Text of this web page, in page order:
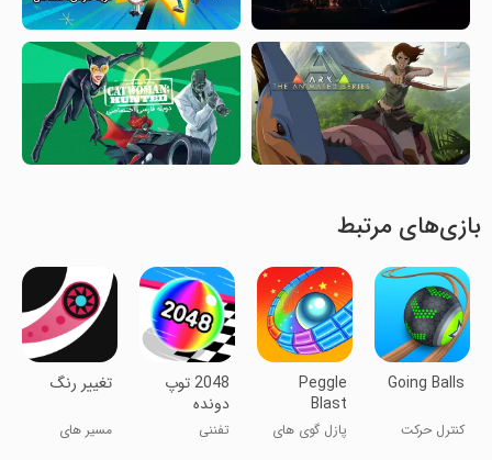
بازی‌های مرتبط
Going Balls
کنترل حرکت
Peggle
Blast
پازل گوی های
‏‏2048 توپ
دونده
تفننی
تغییر رنگ
مسیر های